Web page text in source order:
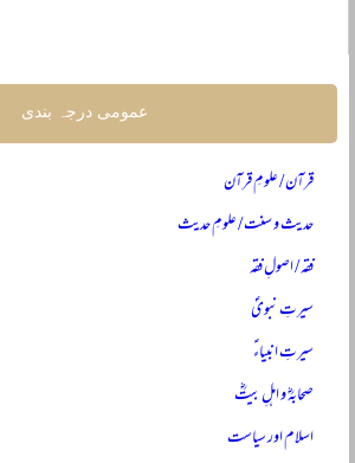
عمومی درجہ بندی
قرآن / علومِ قرآن
حدیث و سنت / علومِ حدیث
فقہ / اصولِ فقہ
سیرتِ نبویؐ
سیرتِ انبیاءؑ
صحابہؓ و اہلِ بیتؓ
اسلام اور سیاست